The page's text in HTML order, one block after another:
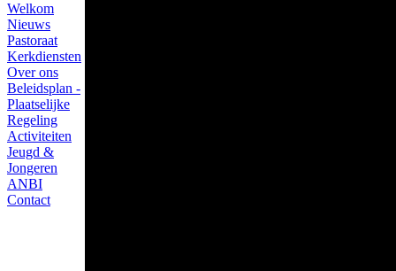
Welkom
Nieuws
Pastoraat
Kerkdiensten
Over ons
Beleidsplan -
Plaatselijke
Regeling
Activiteiten
Jeugd &
Jongeren
ANBI
Contact